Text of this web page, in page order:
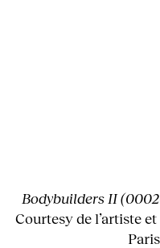
Bodybuilders II
Courtesy de l’artiste